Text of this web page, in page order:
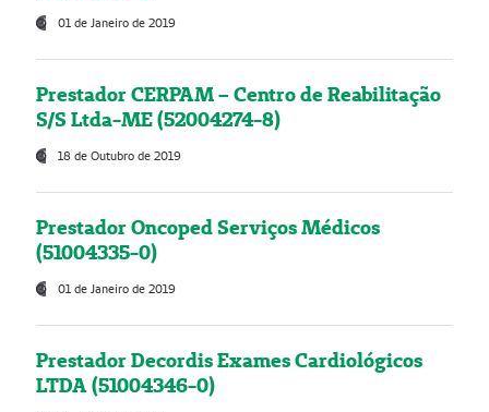
01 de Janeiro de 2019
Prestador CERPAM – Centro de Reabilitação
S/S Ltda-ME (52004274-8)
18 de Outubro de 2019
Prestador Oncoped Serviços Médicos
(51004335-0)
01 de Janeiro de 2019
Prestador Decordis Exames Cardiológicos
LTDA (51004346-0)